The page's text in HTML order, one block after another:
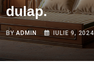
dulap.
BYADMIN IULIE 9, 2024